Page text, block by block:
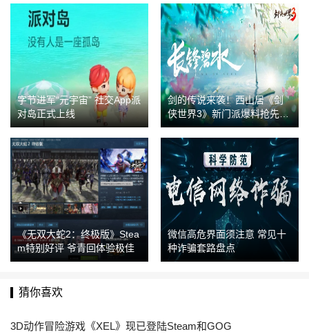
字节进军“元宇宙” 社交App派
对岛正式上线
剑的传说来袭！西山居《剑
侠世界3》新门派爆料抢先
看！
《无双大蛇2：终极版》Stea
m特别好评 爷青回体验极佳
微信高危界面须注意 常见十
种诈骗套路盘点
猜你喜欢
3D动作冒险游戏《XEL》现已登陆Steam和GOG